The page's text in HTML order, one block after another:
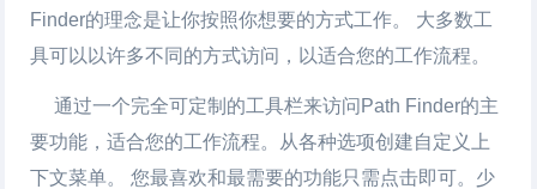
Finder的理念是让你按照你想要的方式工作。 大多数工
具可以以许多不同的方式访问，以适合您的工作流程。
通过一个完全可定制的工具栏来访问Path Finder的主
要功能，适合您的工作流程。从各种选项创建自定义上
下文菜单。 您最喜欢和最需要的功能只需点击即可。少